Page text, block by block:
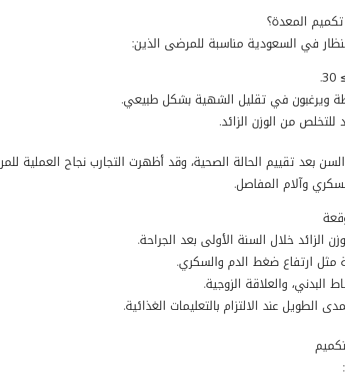
المعدة؟
في السعودية مناسبة للمرضى الذين:
ويرغبون في تقليل الشهية بشكل طبيعي.
من الوزن الزائد.
وآلام المفاصل.
مثل ارتفاع ضغط الدم والسكري.
البدني، والعلاقة الزوجية.
الطويل عند الالتزام بالتعليمات الغذائية.